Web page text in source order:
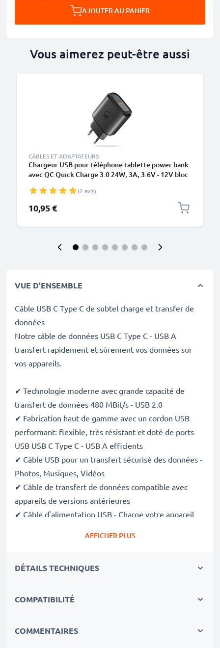
AJOUTER AU PANIER
Vous aimerez peut-être aussi
CÂBLES ET ADAPTATEURS
Chargeur USB pour téléphone tablette power bank
avec QC Quick Charge 3.0 24W, 3A, 3.6V - 12V bloc
secteur USB prise secteur usb
(2 avis)
10,95 €
VUE D'ENSEMBLE
Câble USB C Type C de subtel charge et transfer de
données
Notre câble de données USB C Type C - USB A
transfert rapidement et sûrement vos données sur
vos appareils.
✔ Technologie moderne avec grande capacité de
transfert de données 480 MBit/s - USB 2.0
✔ Fabrication haut de gamme avec un cordon USB
performant: flexible, très résistant et doté de ports
USB USB C Type C - USB A efficients
✔ Câble USB pour un transfert sécurisé des données -
Photos, Musiques, Vidéos
✔ Câble de transfert de données compatible avec
appareils de versions antérieures
✔ Câble d'alimentation USB - Charge votre appareil
Matériau du Câble: PVC
Connecteur 1: USB C Type C
Version: 2.0
AFFICHER PLUS
DÉTAILS TECHNIQUES
COMPATIBILITÉ
COMMENTAIRES